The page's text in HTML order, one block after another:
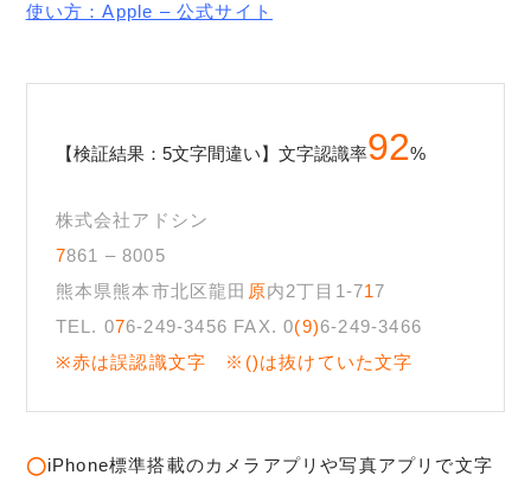
使い方：Apple – 公式サイト
【検証結果：5文字間違い】文字認識率92%
株式会社アドシン
7861 – 8005
熊本県熊本市北区龍田 原内2丁目1-717
TEL. 076-249-3456 FAX. 0(9)6-249-3466
※赤は誤認識文字 ※()は抜けていた文字
◯iPhone標準搭載のカメラアプリや写真アプリで文字